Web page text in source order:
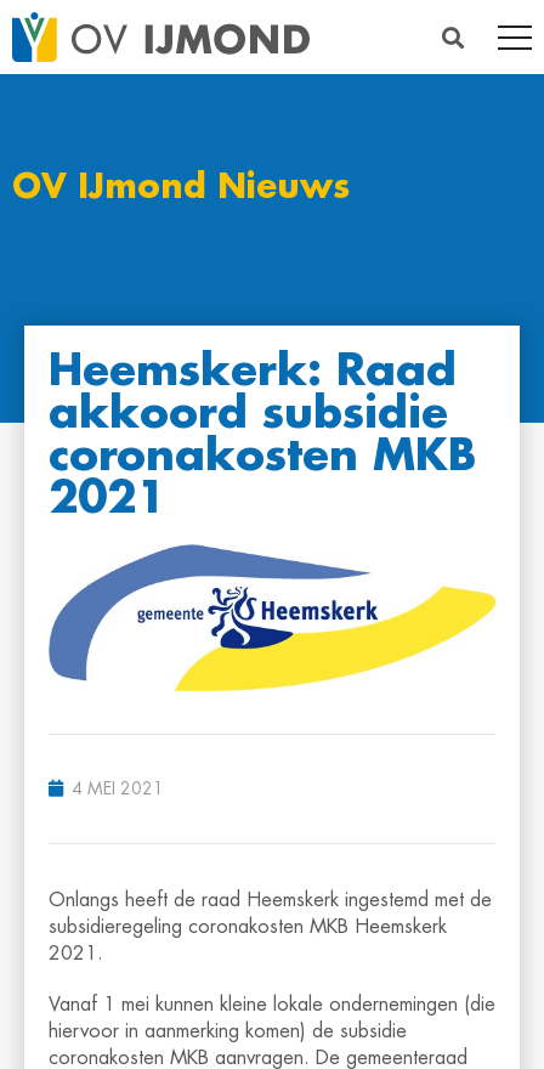
OV IJmond Nieuws
Heemskerk: Raad
akkoord subsidie
coronakosten MKB
2021
4 MEI 2021
Onlangs heeft de raad Heemskerk ingestemd met de
subsidieregeling coronakosten MKB Heemskerk
2021.
Vanaf 1 mei kunnen kleine lokale ondernemingen (die
hiervoor in aanmerking komen) de subsidie
coronakosten MKB aanvragen. De gemeenteraad